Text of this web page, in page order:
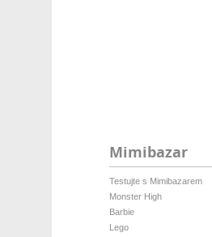
Mimibazar
Testujte s Mimibazarem
Monster High
Barbie
Lego